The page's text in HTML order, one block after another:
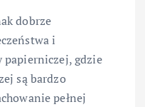
dobrze
i
papierniczej, gdzie
są bardzo
pełnej